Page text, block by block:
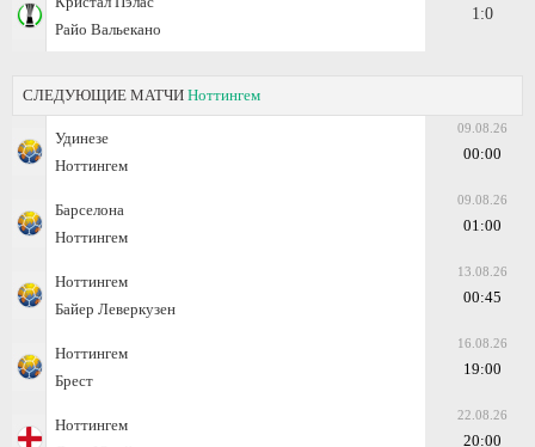
Райо Вальекано
1:0
СЛЕДУЮЩИЕ МАТЧИ Ноттингем
Удинезе
Ноттингем
09.08.26
00:00
Барселона
Ноттингем
09.08.26
01:00
Ноттингем
Байер Леверкузен
13.08.26
00:45
Ноттингем
Брест
16.08.26
19:00
Ноттингем
22.08.26
20:00